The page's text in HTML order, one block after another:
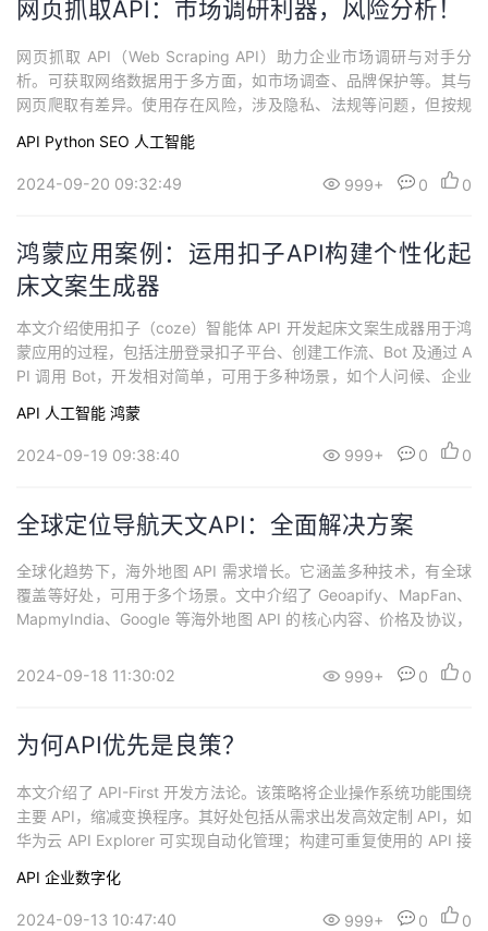
网页抓取API：市场调研利器，风险分析！
网页抓取 API（Web Scraping API）助力企业市场调研与对手分
析。可获取网络数据用于多方面，如市场调查、品牌保护等。其与
网页爬取有差异。使用存在风险，涉及隐私、法规等问题，但按规
括抓取、解析、存储、分析。还介绍自建网页抓取程序时 API 的查
找途径，幂简集成可提供相关帮助。
API Python SEO 人工智能
2024-09-20 09:32:49 999+ 0 0
鸿蒙应用案例：运用扣子API构建个性化起
床文案生成器
本文介绍使用扣子（coze）智能体 API 开发起床文案生成器用于鸿
蒙应用的过程，包括注册登录扣子平台、创建工作流、Bot 及通过 A
PI 调用 Bot，开发相对简单，可用于多种场景，如个人问候、企业
API 人工智能 鸿蒙
2024-09-19 09:38:40 999+ 0 0
全球定位导航天文API：全面解决方案
全球化趋势下，海外地图 API 需求增长。它涵盖多种技术，有全球
覆盖等好处，可用于多个场景。文中介绍了 Geoapify、MapFan、
MapmyIndia、Google 等海外地图 API 的核心内容、价格及协议，
中选择适合的 API 构建产品，如需更多 API 可访问幂简集成。
2024-09-18 11:30:02 999+ 0 0
为何API优先是良策？
本文介绍了 API-First 开发方法论。该策略将企业操作系统功能围绕
主要 API，缩减变换程序。其好处包括从需求出发高效定制 API，如
华为云 API Explorer 可实现自动化管理；构建可重复使用的 API 接
以 GraphQL 为例；还能实现前端、后端独立开发部署，减少数据修
改，如 Mock Restful A
API 企业数字化
2024-09-13 10:47:40 999+ 0 0